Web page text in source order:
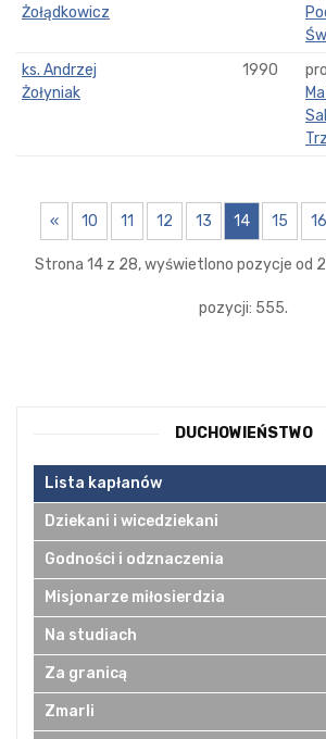
Żołądkowicz
ks. Andrzej
Żołyniak
1990
« 10 11 12 13 14 15 16
Strona 14 z 28, wyświetlono pozycje od
pozycji: 555.
DUCHOWIEŃSTWO
Lista kapłanów
Dziekani i wicedziekani
Godności i odznaczenia
Misjonarze miłosierdzia
Na studiach
Za granicą
Zmarli